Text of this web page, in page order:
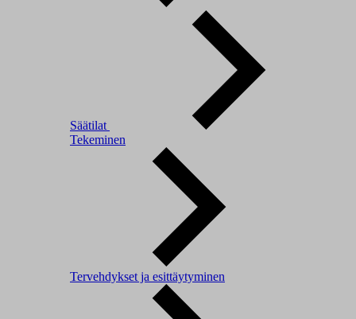
Säätilat
Tekeminen
Tervehdykset ja esittäytyminen